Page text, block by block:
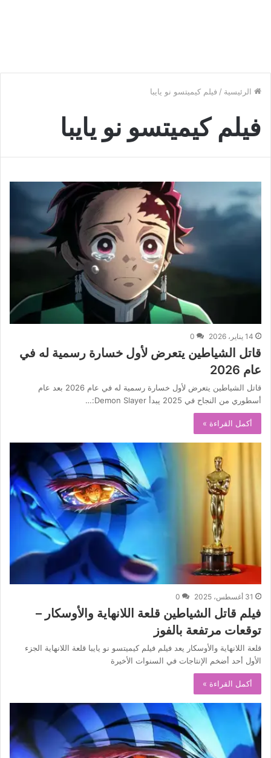
الرئيسية / فيلم كيميتسو نو يايبا
فيلم كيميتسو نو يايبا
14 يناير، 2026 0
قاتل الشياطين يتعرض لأول خسارة رسمية له في
عام 2026
قاتل الشياطين يتعرض لأول خسارة رسمية له في عام 2026 بعد عام
أسطوري من النجاح في 2025 يبدأ Demon Slayer:…
أكمل القراءة »
31 أغسطس، 2025 0
فيلم قاتل الشياطين قلعة اللانهاية والأوسكار –
توقعات مرتفعة بالفوز
قلعة اللانهاية والأوسكار يعد فيلم فيلم كيميتسو نو يايبا قلعة اللانهاية الجزء
الأول أحد أضخم الإنتاجات في السنوات الأخيرة
أكمل القراءة »